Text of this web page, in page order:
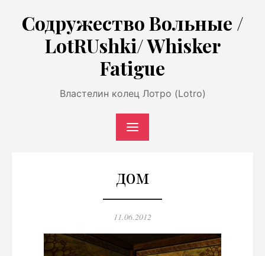
содержимому
Содружество Вольные /
LotRUshki/ Whisker
Fatigue
Властелин колец Лотро (Lotro)
дом
Опубликовано
11.06.2012